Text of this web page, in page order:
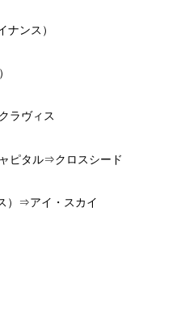
ナンス）
ラヴィス
ピタル⇒クロスシード
）⇒アイ・スカイ